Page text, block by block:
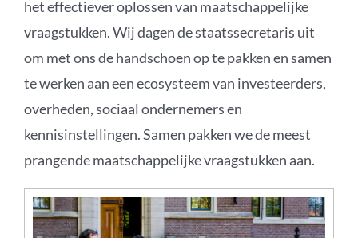
het effectiever oplossen van maatschappelijke
vraagstukken. Wij dagen de staatssecretaris uit
om met ons de handschoen op te pakken en samen
te werken aan een ecosysteem van investeerders,
overheden, sociaal ondernemers en
kennisinstellingen. Samen pakken we de meest
prangende maatschappelijke vraagstukken aan.